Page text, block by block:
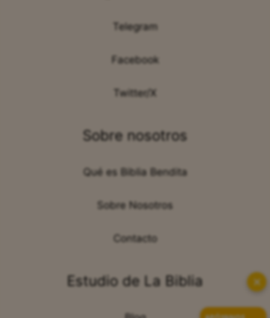
Telegram
Facebook
Twitter/X
Sobre nosotros
Qué es Biblia Bendita
Sobre Nosotros
Contacto
Estudio de La Biblia ✕